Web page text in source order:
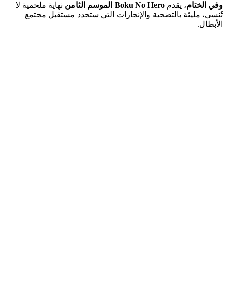
وفي الختام، يقدم Boku No Hero الموسم الثامن
نهاية ملحمية لا
تُنسى، مليئة بالتضحية والإنجازات التي ستحدد مستقبل مجتمع
الأبطال.